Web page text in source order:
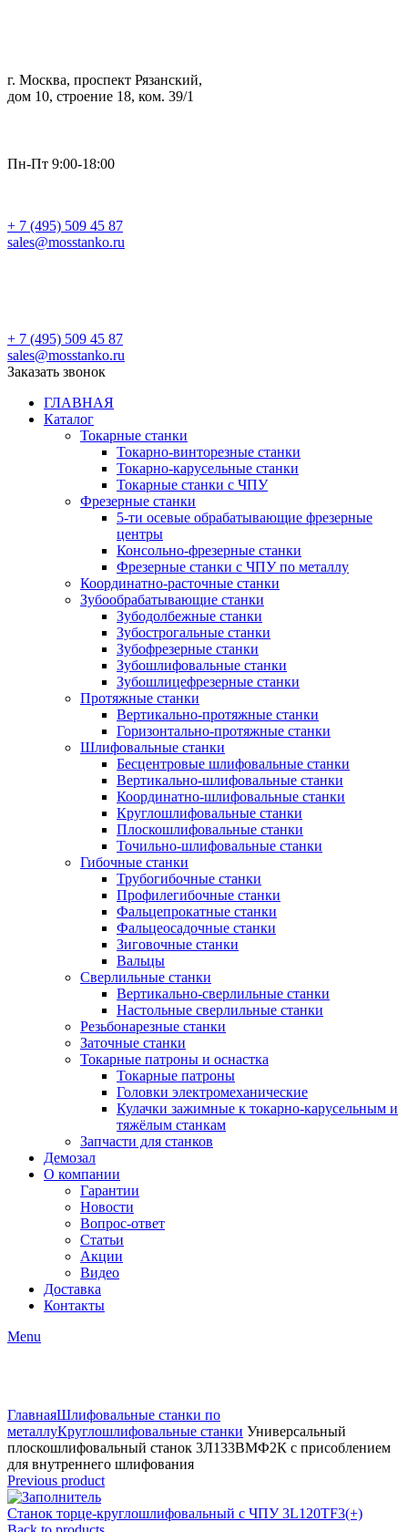
г. Москва, проспект Рязанский,
дом 10, строение 18, ком. 39/1
Пн-Пт 9:00-18:00
+ 7 (495) 509 45 87
sales@mosstanko.ru
+ 7 (495) 509 45 87
sales@mosstanko.ru
Заказать звонок
ГЛАВНАЯ
Каталог
Токарные станки
Токарно-винторезные станки
Токарно-карусельные станки
Токарные станки с ЧПУ
Фрезерные станки
5-ти осевые обрабатывающие фрезерные
центры
Консольно-фрезерные станки
Фрезерные станки с ЧПУ по металлу
Координатно-расточные станки
Зубообрабатывающие станки
Зубодолбежные станки
Зубострогальные станки
Зубофрезерные станки
Зубошлифовальные станки
Зубошлицефрезерные станки
Протяжные станки
Вертикально-протяжные станки
Горизонтально-протяжные станки
Шлифовальные станки
Бесцентровые шлифовальные станки
Вертикально-шлифовальные станки
Координатно-шлифовальные станки
Круглошлифовальные станки
Плоскошлифовальные станки
Точильно-шлифовальные станки
Гибочные станки
Трубогибочные станки
Профилегибочные станки
Фальцепрокатные станки
Фальцеосадочные станки
Зиговочные станки
Вальцы
Сверлильные станки
Вертикально-сверлильные станки
Настольные сверлильные станки
Резьбонарезные станки
Заточные станки
Токарные патроны и оснастка
Токарные патроны
Головки электромеханические
Кулачки зажимные к токарно-карусельным и
тяжёлым станкам
Запчасти для станков
Демозал
О компании
Гарантии
Новости
Вопрос-ответ
Статьи
Акции
Видео
Доставка
Контакты
Menu
ГлавнаяШлифовальные станки по
металлуКруглошлифовальные станки Универсальный
плоскошлифовальный станок 3Л133ВМФ2К с присоблением
для внутреннего шлифования
Previous product
Станок торце-круглошлифовальный с ЧПУ 3L120TF3(+)